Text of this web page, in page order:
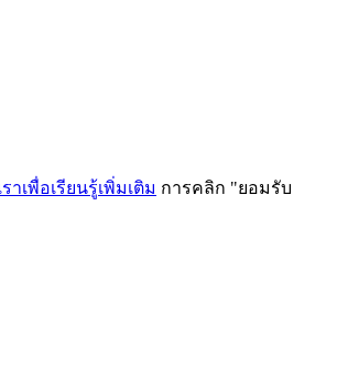
เพื่อเรียนรู้เพิ่มเติม การคลิก "ยอมรับ